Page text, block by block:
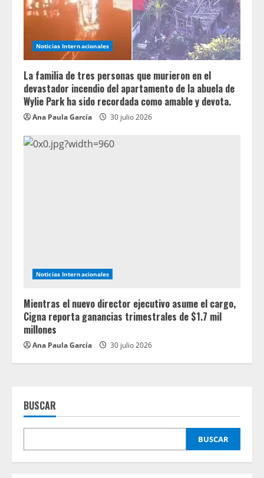
Noticias Internacionales
La familia de tres personas que murieron en el
devastador incendio del apartamento de la abuela de
Wylie Park ha sido recordada como amable y devota.
Ana Paula García 30 julio 2026
Noticias Internacionales
Mientras el nuevo director ejecutivo asume el cargo,
Cigna reporta ganancias trimestrales de $1.7 mil
millones
Ana Paula García 30 julio 2026
BUSCAR
BUSCAR